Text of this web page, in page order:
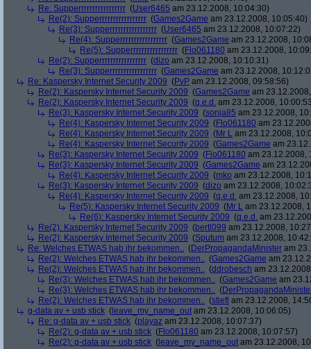
Re: Supperrrrrrrrrrrrrrrrr (User6465 am 23.12.2008, 10:04:30)
Re(2): Supperrrrrrrrrrrrrrrrr (Games2Game am 23.12.2008, 10:05:40)
Re(3): Supperrrrrrrrrrrrrrrrr (User6465 am 23.12.2008, 10:07:22)
Re(4): Supperrrrrrrrrrrrrrrrr (Games2Game am 23.12.2008,
Re(5): Supperrrrrrrrrrrrrrrrr (Flo061180 am 23.12.2008,
Re(2): Supperrrrrrrrrrrrrrrrr (dizo am 23.12.2008, 10:10:31)
Re(3): Supperrrrrrrrrrrrrrrrr (Games2Game am 23.12.2008,
Re: Kaspersky Internet Security 2009 (PvP am 23.12.2008, 09:58:56)
Re(2): Kaspersky Internet Security 2009 (Games2Game am
Re(2): Kaspersky Internet Security 2009 (q.e.d. am 23.12.2008,
Re(3): Kaspersky Internet Security 2009 (sonja85 am 23.12.2008,
Re(4): Kaspersky Internet Security 2009 (Flo061180 am
Re(4): Kaspersky Internet Security 2009 (Mr L am 23.12.2008,
Re(4): Kaspersky Internet Security 2009 (Games2Game am
Re(3): Kaspersky Internet Security 2009 (Flo061180 am 23.12.2008,
Re(3): Kaspersky Internet Security 2009 (Games2Game am
Re(4): Kaspersky Internet Security 2009 (mko am 23.12.2008,
Re(3): Kaspersky Internet Security 2009 (dizo am 23.12.2008,
Re(4): Kaspersky Internet Security 2009 (q.e.d. am 23.12.2008,
Re(5): Kaspersky Internet Security 2009 (Mr L am 23.12.2008,
Re(6): Kaspersky Internet Security 2009 (q.e.d. am
Re(2): Kaspersky Internet Security 2009 (bertl099 am 23.12.2008,
Re(2): Kaspersky Internet Security 2009 (Sputum am 23.12.2008,
Re: Welches ETWAS hab ihr bekommen.. (DerPropagandaMinister am
Re(2): Welches ETWAS hab ihr bekommen.. (Games2Game am
Re(2): Welches ETWAS hab ihr bekommen.. (ddrobesch am
Re(3): Welches ETWAS hab ihr bekommen.. (Games2Game am
Re(3): Welches ETWAS hab ihr bekommen.. (
Re(2): Welches ETWAS hab ihr bekommen.. (stiefl am 23.12.2008,
g-data av + usb stick ( leave_my_name_out am 23.12.2008, 10:06:05)
Re: g-data av + usb stick (playaz am 23.12.2008, 10:07:37)
Re(2): g-data av + usb stick (Flo061180 am 23.12.2008, 10:07:57)
Re(2): g-data av + usb stick ( leave_my_name_out am 23.12.2008,